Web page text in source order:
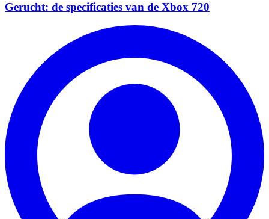
Gerucht: de specificaties van de Xbox 720